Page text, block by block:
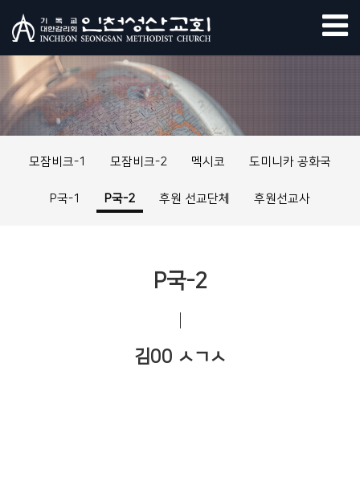
모잠비크-1 모잠비크-2 멕시코 도미니카 공화국
P국-1 P국-2 후원 선교단체 후원선교사
P국-2
김00 ㅅㄱㅅ